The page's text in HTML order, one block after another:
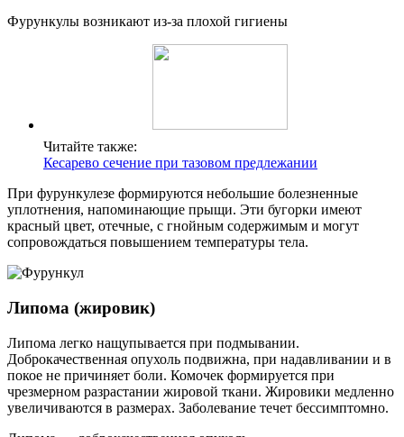
Фурункулы возникают из-за плохой гигиены
Читайте также:
Кесарево сечение при тазовом предлежании
При фурункулезе формируются небольшие болезненные
уплотнения, напоминающие прыщи. Эти бугорки имеют
красный цвет, отечные, с гнойным содержимым и могут
сопровождаться повышением температуры тела.
Липома (жировик)
Липома легко нащупывается при подмывании.
Доброкачественная опухоль подвижна, при надавливании и в
покое не причиняет боли. Комочек формируется при
чрезмерном разрастании жировой ткани. Жировики медленно
увеличиваются в размерах. Заболевание течет бессимптомно.